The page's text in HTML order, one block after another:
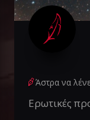
Άστρα να
Ερωτικές